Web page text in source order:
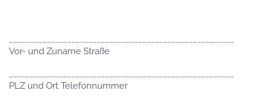
………………………………………………………………………………………………………………………………………………
Vor- und Zuname Straße
………………………………………………………………………………………………………………………………………………
PLZ und Ort Telefonnummer